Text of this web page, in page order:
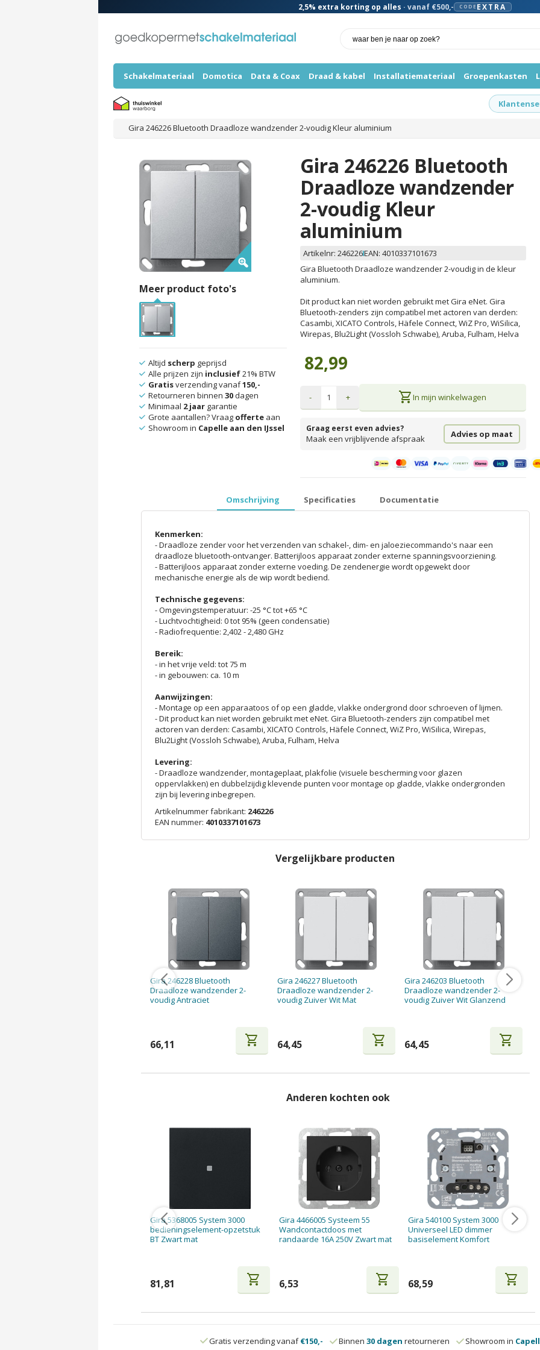
2,5% extra korting op alles · vanaf €500,- CODE EXTRA
Schakelmateriaal Domotica Data & Coax Draad & kabel Installatiemateriaal Groepenkasten
Gira 246226 Bluetooth Draadloze wandzender 2-voudig Kleur aluminium
Gira 246226 Bluetooth
Draadloze wandzender
2-voudig Kleur
aluminium
Artikelnr: 246226EAN: 4010337101673
Gira Bluetooth Draadloze wandzender 2-voudig in de kleur
aluminium.
Dit product kan niet worden gebruikt met Gira eNet. Gira
Bluetooth-zenders zijn compatibel met actoren van derden:
Casambi, XICATO Controls, Häfele Connect, WiZ Pro, WiSilica,
Wirepas, Blu2Light (Vossloh Schwabe), Aruba, Fulham, Helva
82,99
- + shopping_cartIn mijn winkelwagen
Graag eerst even advies?
Maak een vrijblijvende afspraak Advies op maat
prijzen inclusief 21% BTW │ €5,99 verzendkosten │ gratis
Meer product foto's
Altijd scherp geprijsd
Alle prijzen zijn inclusief21% BTW
Gratisverzending vanaf150,-
Retourneren binnen30dagen
Minimaal 2 jaar garantie
Grote aantallen? Vraag offerte aan
Showroom in Capelle aan den IJssel
Omschrijving Specificaties Documentatie
Kenmerken:
- Draadloze zender voor het verzenden van schakel-, dim- en jaloeziecommando's naar een
draadloze bluetooth-ontvanger. Batterijloos apparaat zonder externe spanningsvoorziening.
- Batterijloos apparaat zonder externe voeding. De zendenergie wordt opgewekt door
mechanische energie als de wip wordt bediend.
Technische gegevens:
- Omgevingstemperatuur: -25 °C tot +65 °C
- Luchtvochtigheid: 0 tot 95% (geen condensatie)
- Radiofrequentie: 2,402 - 2,480 GHz
Bereik:
- in het vrije veld: tot 75 m
- in gebouwen: ca. 10 m
Aanwijzingen:
- Montage op een apparaatoos of op een gladde, vlakke ondergrond door schroeven of lijmen.
- Dit product kan niet worden gebruikt met eNet. Gira Bluetooth-zenders zijn compatibel met
actoren van derden: Casambi, XICATO Controls, Häfele Connect, WiZ Pro, WiSilica, Wirepas,
Blu2Light (Vossloh Schwabe), Aruba, Fulham, Helva
Levering:
- Draadloze wandzender, montageplaat, plakfolie (visuele bescherming voor glazen
oppervlakken) en dubbelzijdig klevende punten voor montage op gladde, vlakke ondergronden
zijn bij levering inbegrepen.
Artikelnummer fabrikant: 246226
EAN nummer: 4010337101673
Vergelijkbare producten
Gira 246228 Bluetooth
Draadloze wandzender 2-
voudig Antraciet
66,11 shopping_cart
Gira 246227 Bluetooth
Draadloze wandzender 2-
voudig Zuiver Wit Mat
64,45 shopping_cart
Gira 246203 Bluetooth
Draadloze wandzender 2-
voudig Zuiver Wit Glanzend
64,45 shopping_cart
Anderen kochten ook
Gira 5368005 System 3000
bedieningselement-opzetstuk
BT Zwart mat
81,81 shopping_cart
Gira 4466005 Systeem 55
Wandcontactdoos met
randaarde 16A 250V Zwart mat
6,53 shopping_cart
Gira 540100 System 3000
Universeel LED dimmer
basiselement Komfort
68,59 shopping_cart
Gratis verzending vanaf€150,- Binnen 30 dagen retourneren Showroom in